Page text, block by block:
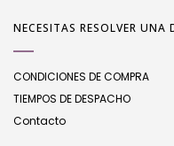
NECESITAS RESOLVER UNA
CONDICIONES DE COMPRA
TIEMPOS DE DESPACHO
Contacto